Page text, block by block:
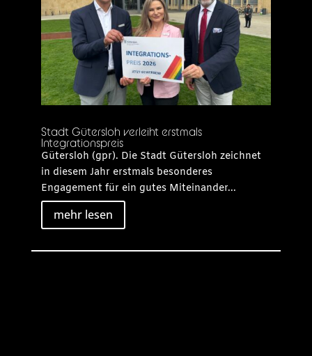
Stadt Gütersloh verleiht erstmals
Integrationspreis
Gütersloh (gpr). Die Stadt Gütersloh zeichnet
in diesem Jahr erstmals besonderes
Engagement für ein gutes Miteinander...
mehr lesen